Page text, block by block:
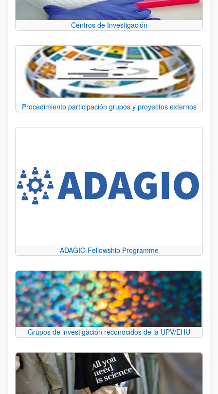
Centros de Investigación
Procedimiento participación grupos y proyectos externos
ADAGIO Fellowship Programme
Grupos de investigación reconocidos de la UPV/EHU